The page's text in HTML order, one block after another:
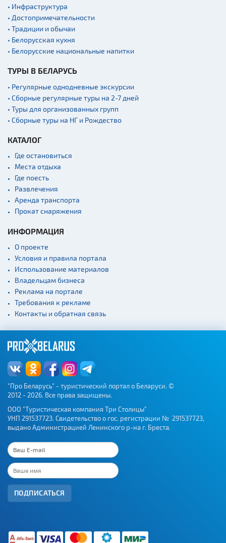
• Инфраструктура
• Достопримечательности
• Традиции и обычаи
• Белорусская кухня
• Белорусские национальные напитки
ТУРЫ В БЕЛАРУСЬ
• Регулярные однодневные экскурсии
• Сборные регулярные туры на 2-7 дней
• Туры для организованных групп
• Сборные туры на НГ и Рождество
КАТАЛОГ
Где остановиться
Места отдыха
Где поесть
Развлечения
Аренда транспорта
Прокат снаряжения
ИНФОРМАЦИЯ
О проекте
Условия и правила портала
Использование материалов
Владельцам бизнеса
Реклама на портале
Требования к рекламе
Контакты и обратная связь
"Про Беларусь" - туристический портал о Беларуси. ©
2012 - 2026. Все права защищены.
ООО "Туристическая компания Три Столицы"
УНП 291537723. Свидетельство о гос. регистрации № 291537723,
выдано Администрацией Ленинского р-на г. Бреста.
ПОДПИСАТЬСЯ